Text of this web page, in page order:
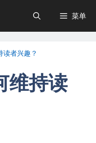
菜单
读者兴趣？
维持读